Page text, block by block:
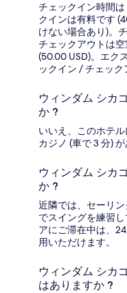
チェックイン時間
クインは有料です
けない場合あり)。
チェックアウトは
(50.00 USD)。エク
ックイン / チェック
ウィンダム シカ
か ?
いいえ、このホテ
カジノ (車で 3 分) が
ウィンダム シカ
か ?
近隣では、セーリ
でスイングを練習
アにご滞在中は、
用いただけます。
ウィンダム シカ
はありますか ?